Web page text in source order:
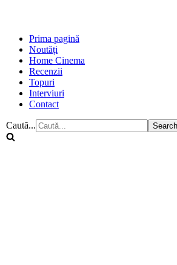
Prima pagină
Noutăți
Home Cinema
Recenzii
Topuri
Interviuri
Contact
Caută...